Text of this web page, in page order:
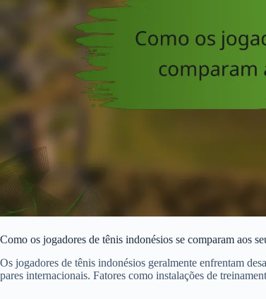
Como os jogadores de tênis indonésios se comparam aos
Os jogadores de tênis indonésios geralmente enfrentam
pares internacionais. Fatores como instalações de